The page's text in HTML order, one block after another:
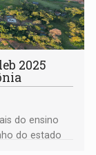
2025
do ensino
do estado